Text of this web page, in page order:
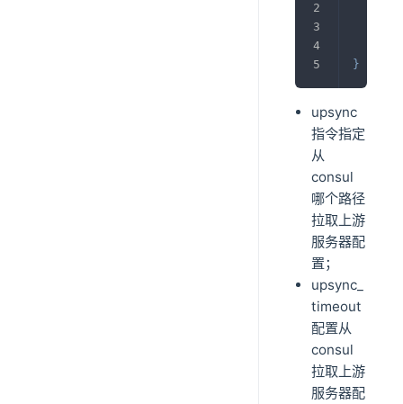
}
upsync
指令指定
从
consul
哪个路径
拉取上游
服务器配
置；
upsync_
timeout
配置从
consul
拉取上游
服务器配